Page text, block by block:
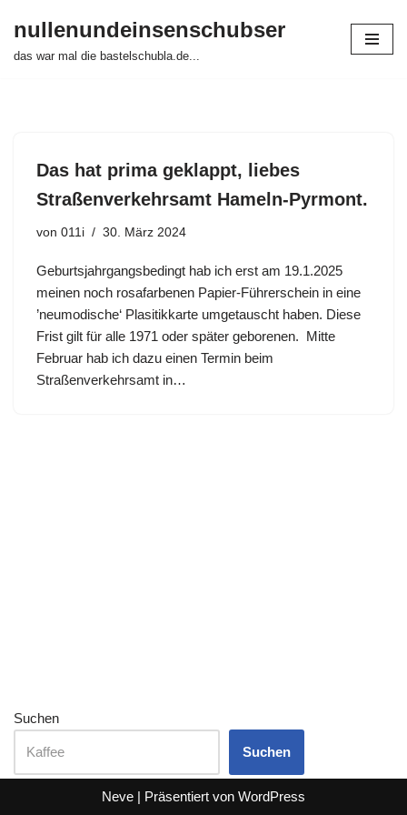
Zum
nullenundeinsenschubser
das war mal die bastelschubla.de...
Das hat prima geklappt, liebes
Straßenverkehrsamt Hameln-Pyrmont.
von 011i 30. März 2024
Geburtsjahrgangsbedingt hab ich erst am 19.1.2025
meinen noch rosafarbenen Papier-Führerschein in eine
’neumodische‘ Plasitikkarte umgetauscht haben. Diese
Frist gilt für alle 1971 oder später geborenen. Mitte
Februar hab ich dazu einen Termin beim
Straßenverkehrsamt in…
Suchen
Suchen
Neve | Präsentiert von WordPress